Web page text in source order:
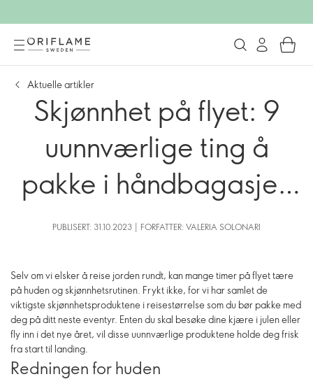
Aktuelle artikler
Skjønnhet på flyet: 9
uunnværlige ting å
pakke i håndbagasjen
din
PUBLISERT: 31.10.2023 | FORFATTER: VALERIA SOLONARI
Selv om vi elsker å reise jorden rundt, kan mange timer på flyet tære
på huden og skjønnhetsrutinen. Frykt ikke, for vi har samlet de
viktigste skjønnhetsproduktene i reisestørrelse som du bør pakke med
deg på ditt neste eventyr. Enten du skal besøke dine kjære i julen eller
fly inn i det nye året, vil disse uunnværlige produktene holde deg frisk
fra start til landing.
Redningen for huden